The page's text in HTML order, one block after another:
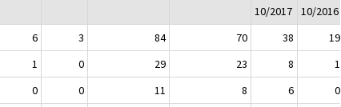
10/2017
10/2016
6 3 84 70 38 19
1 0 29 23 8 1
0 0 11 8 6 0